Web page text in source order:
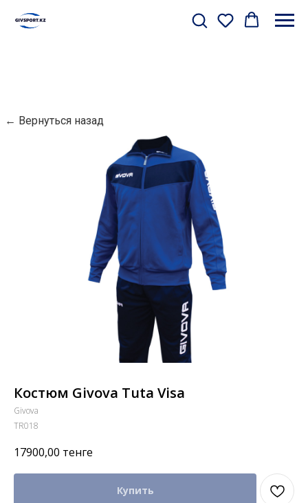
← Вернуться назад
Костюм Givova Tuta Visa
Givova
TR018
17900,00 тенге
Купить